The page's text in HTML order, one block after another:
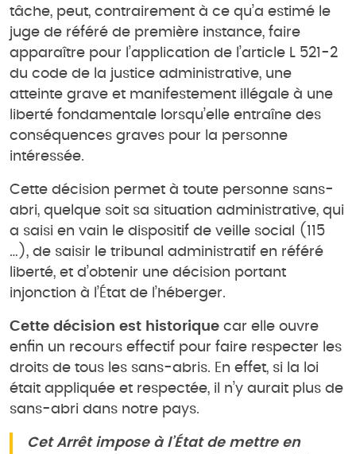
tâche, peut, contrairement à ce qu’a estimé le
juge de référé de première instance, faire
apparaître pour l’application de l’article L 521-2
du code de la justice administrative, une
atteinte grave et manifestement illégale à une
liberté fondamentale lorsqu’elle entraîne des
conséquences graves pour la personne
intéressée.
Cette décision permet à toute personne sans-
abri, quelque soit sa situation administrative, qui
a saisi en vain le dispositif de veille social (115
…), de saisir le tribunal administratif en référé
liberté, et d’obtenir une décision portant
injonction à l’État de l’héberger.
Cette décision est historique car elle ouvre
enfin un recours effectif pour faire respecter les
droits de tous les sans-abris. En effet, si la loi
était appliquée et respectée, il n’y aurait plus de
sans-abri dans notre pays.
Cet Arrêt impose à l’État de mettre en